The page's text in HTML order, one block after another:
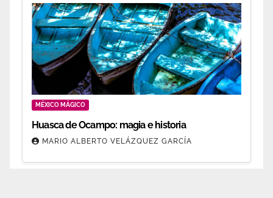
MÉXICO MÁGICO
Huasca de Ocampo: magia e historia
MARIO ALBERTO VELÁZQUEZ GARCÍA